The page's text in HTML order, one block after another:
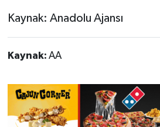
Kaynak: Anadolu Ajansı
Kaynak: AA